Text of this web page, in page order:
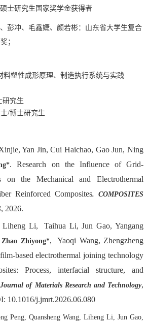
士研究生国家奖学金获得者
彭冲、毛鑫婕、颜若彬：山东省大学生复合
；
料塑性成形原理、制造执行系统与实践
研究生
/博士研究生
Yan Jin, Cui Haichao, Gao Jun, Ning
*. Research on the Influence of Grid-
on the Mechanical and Electrothermal
Reinforced Composites.COMPOSITES
, 2026.
Liheng Li, Taihua Li, Jun Gao, Yangang
Zhao Zhiyong*, Yaoqi Wang, Zhengzheng
based electrothermal joining technology
Process, interfacial structure, and
Journal of Materials Research and Technology,
10.1016/j.jmrt.2026.06.080
Peng ,Quansheng Wang ,Liheng Li ,Jun Gao